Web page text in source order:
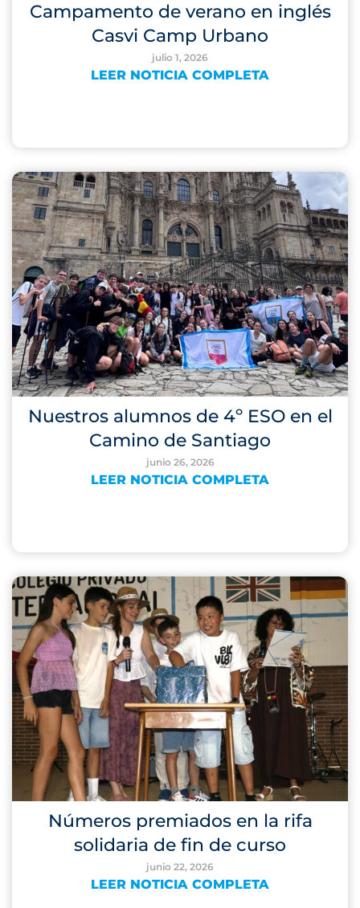
Campamento de verano en inglés
Casvi Camp Urbano
julio 1, 2026
LEER NOTICIA COMPLETA
Nuestros alumnos de 4º ESO en el
Camino de Santiago
junio 26, 2026
LEER NOTICIA COMPLETA
Números premiados en la rifa
solidaria de fin de curso
junio 22, 2026
LEER NOTICIA COMPLETA